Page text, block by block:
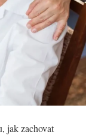
jak zachovat